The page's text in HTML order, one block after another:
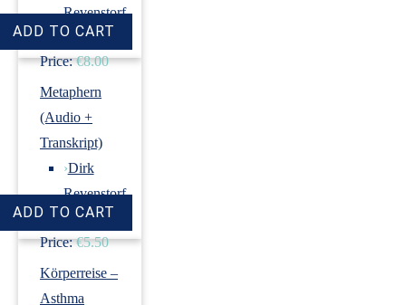
Revenstorf
Price: €8.00
Metaphern
(Audio +
Transkript)
›Dirk
Revenstorf
Price: €5.50
Körperreise –
Asthma